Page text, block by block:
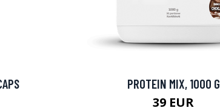
PROTEIN MIX, 1000 G
39 EUR
Kauppa
tuotteet -20 %!